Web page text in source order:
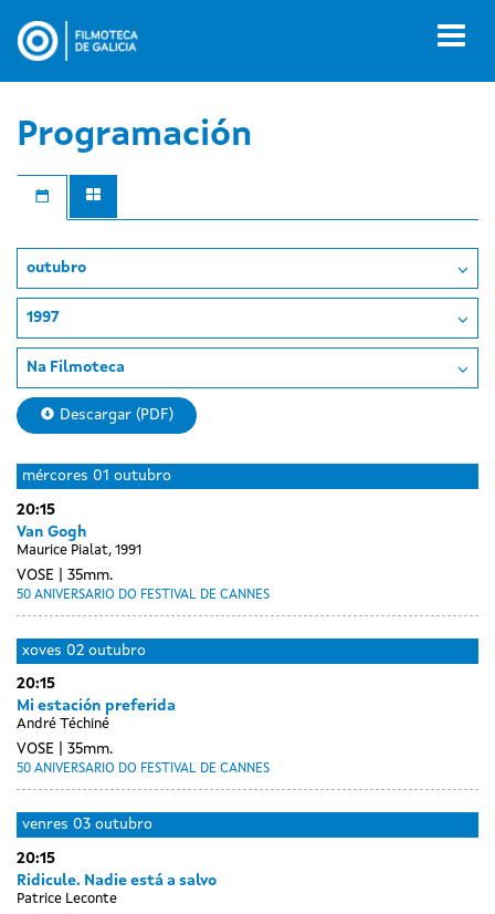
contido
Programación
outubro
1997
Na Filmoteca
Descargar (PDF)
luns
29
setembro
Day
without
sessions
martes
setembro
Day
without
sessions
mércores 01 outubro
20:15
Van Gogh
Maurice Pialat, 1991
VOSE 35mm.
50 ANIVERSARIO DO FESTIVAL DE CANNES
xoves 02 outubro
20:15
Mi estación preferida
André Téchiné
VOSE 35mm.
50 ANIVERSARIO DO FESTIVAL DE CANNES
venres 03 outubro
20:15
Ridicule. Nadie está a salvo
Patrice Leconte